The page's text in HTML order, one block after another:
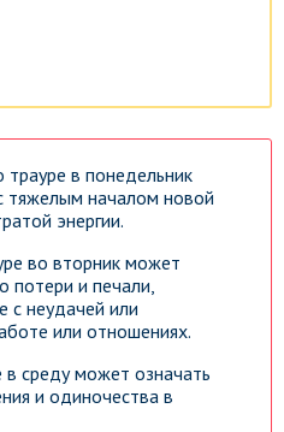
трауре в понедельник
тяжелым началом новой
энергии.
во вторник может
потери и печали,
с неудачей или
или отношениях.
в среду может означать
и одиночества в